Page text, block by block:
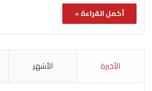
أكمل القراءة »
الأخيرة الأشهر